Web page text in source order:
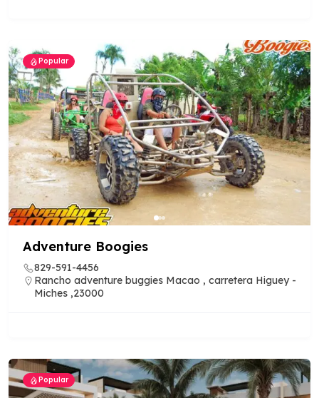
Popular
Adventure Boogies
829-591-4456
Rancho adventure buggies Macao , carretera Higuey -
Miches ,23000
Popular